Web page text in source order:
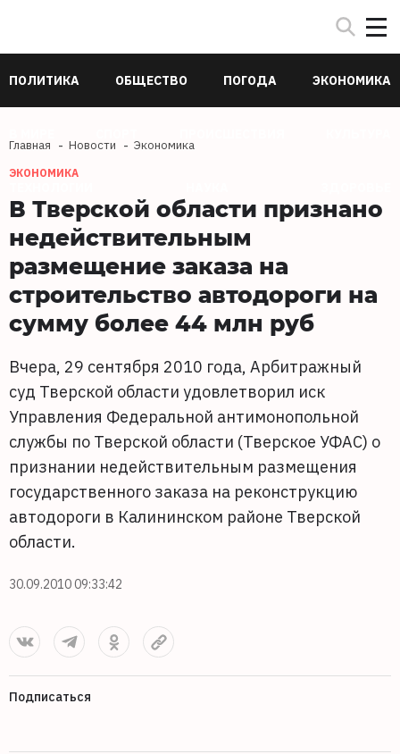
ПОЛИТИКА ОБЩЕСТВО ПОГОДА ЭКОНОМИКА
Главная Новости Экономика
ЭКОНОМИКА
В Тверской области признано
недействительным
размещение заказа на
строительство автодороги на
сумму более 44 млн руб
Вчера, 29 сентября 2010 года, Арбитражный
суд Тверской области удовлетворил иск
Управления Федеральной антимонопольной
службы по Тверской области (Тверское УФАС) о
признании недействительным размещения
государственного заказа на реконструкцию
автодороги в Калининском районе Тверской
области.
30.09.2010 09:33:42
Подписаться